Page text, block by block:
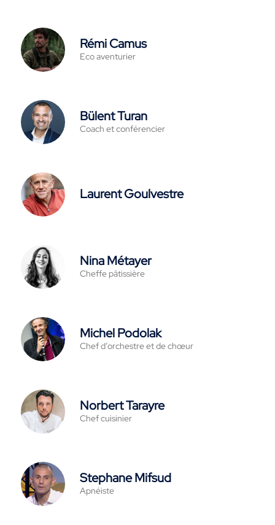
Rémi Camus
Eco aventurier
Bülent Turan
Coach et conférencier
Laurent Goulvestre
Nina Métayer
Cheffe pâtissière
Michel Podolak
Chef d’orchestre et de chœur
Norbert Tarayre
Chef cuisinier
Stephane Mifsud
Apnéiste